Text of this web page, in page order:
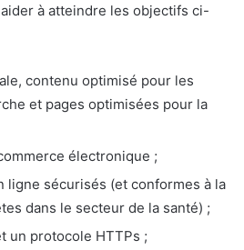
à atteindre les objectifs ci-
contenu optimisé pour les
et pages optimisées pour la
électronique ;
ligne sécurisés (et conformes à la
dans le secteur de la santé) ;
un protocole HTTPs ;